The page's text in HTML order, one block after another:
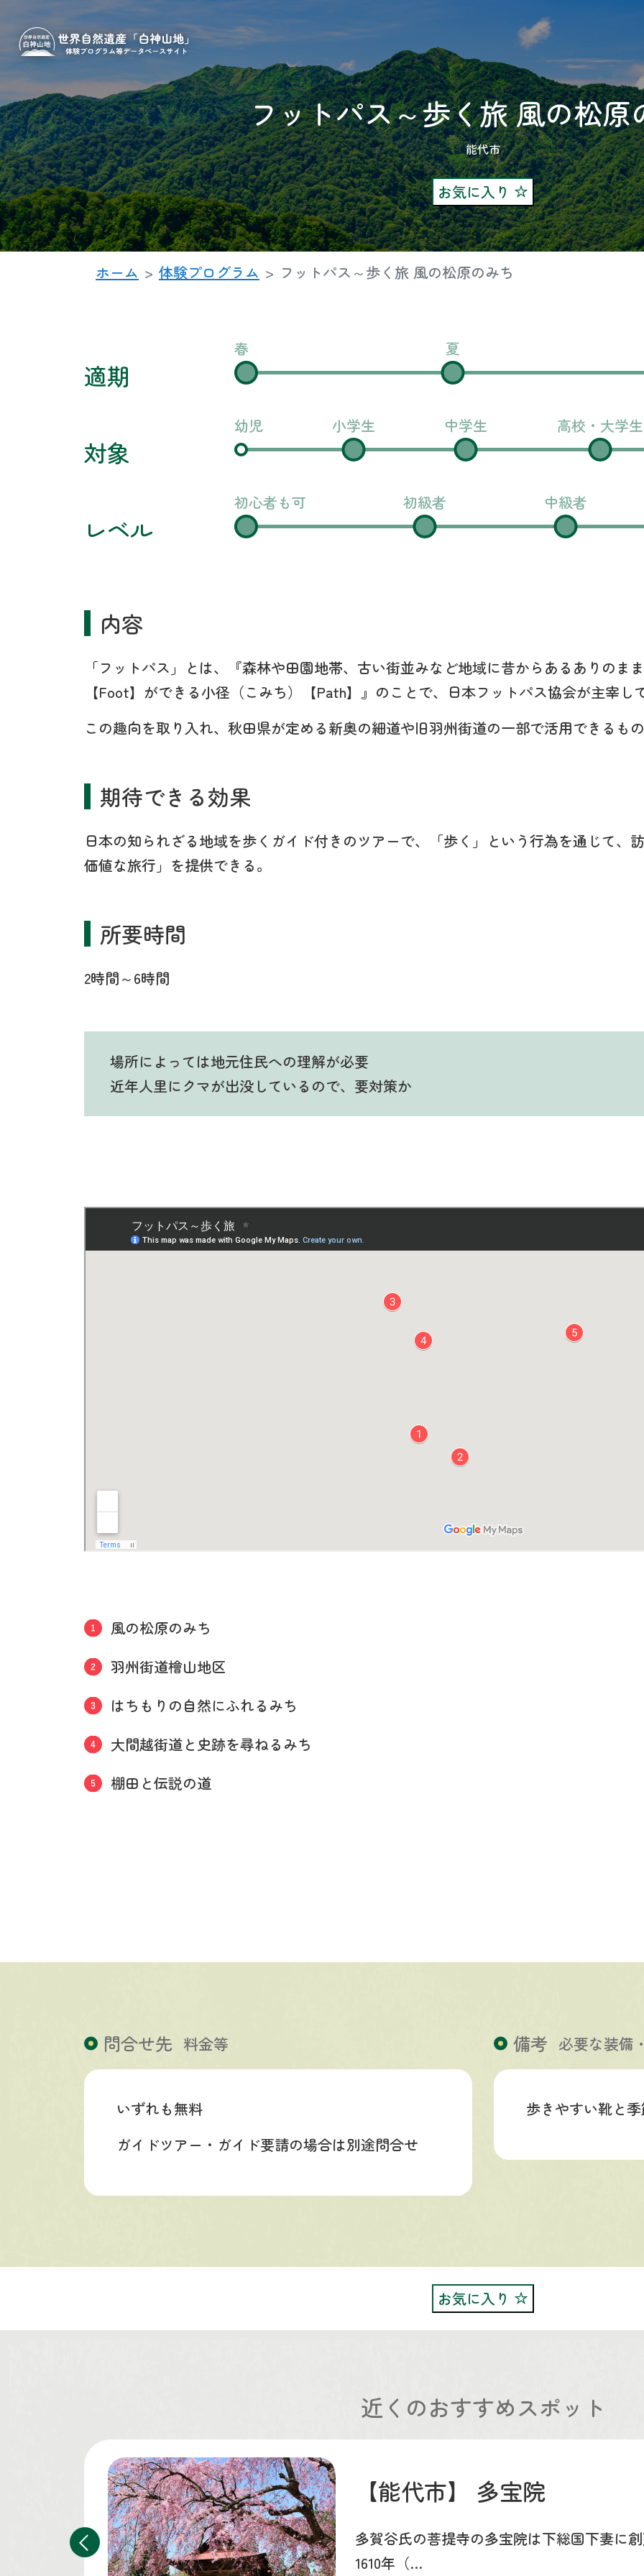
フットパス～歩く旅 風の松原
能代市
お気に入り
ホーム 体験プログラム フットパス～歩く旅 風の松原のみち
適期
春 夏
対象
幼児 小学生 中学生 高校・大学生
レベル
初心者も可 初級者 中級者
内容
「フットパス」とは、『森林や田園地帯、古い街並みなど地域に昔からあるありのま
【Foot】ができる小径（こみち）【Path】』のことで、日本フットパス協会が主宰し
この趣向を取り入れ、秋田県が定める新奥の細道や旧羽州街道の一部で活用できるも
期待できる効果
日本の知られざる地域を歩くガイド付きのツアーで、「歩く」という行為を通じて、
価値な旅行」を提供できる。
所要時間
2時間～6時間
場所によっては地元住民への理解が必要
近年人里にクマが出没しているので、要対策か
風の松原のみち
羽州街道檜山地区
はちもりの自然にふれるみち
大間越街道と史跡を尋ねるみち
棚田と伝説の道
問合せ先 料金等
いずれも無料
ガイドツアー・ガイド要請の場合は別途問合せ
備考 必要な装備
歩きやすい靴と
お気に入り
近くのおすすめスポット
【能代市】 多宝院
多賀谷氏の菩提寺の多宝院は下総国下妻に
1610年（…